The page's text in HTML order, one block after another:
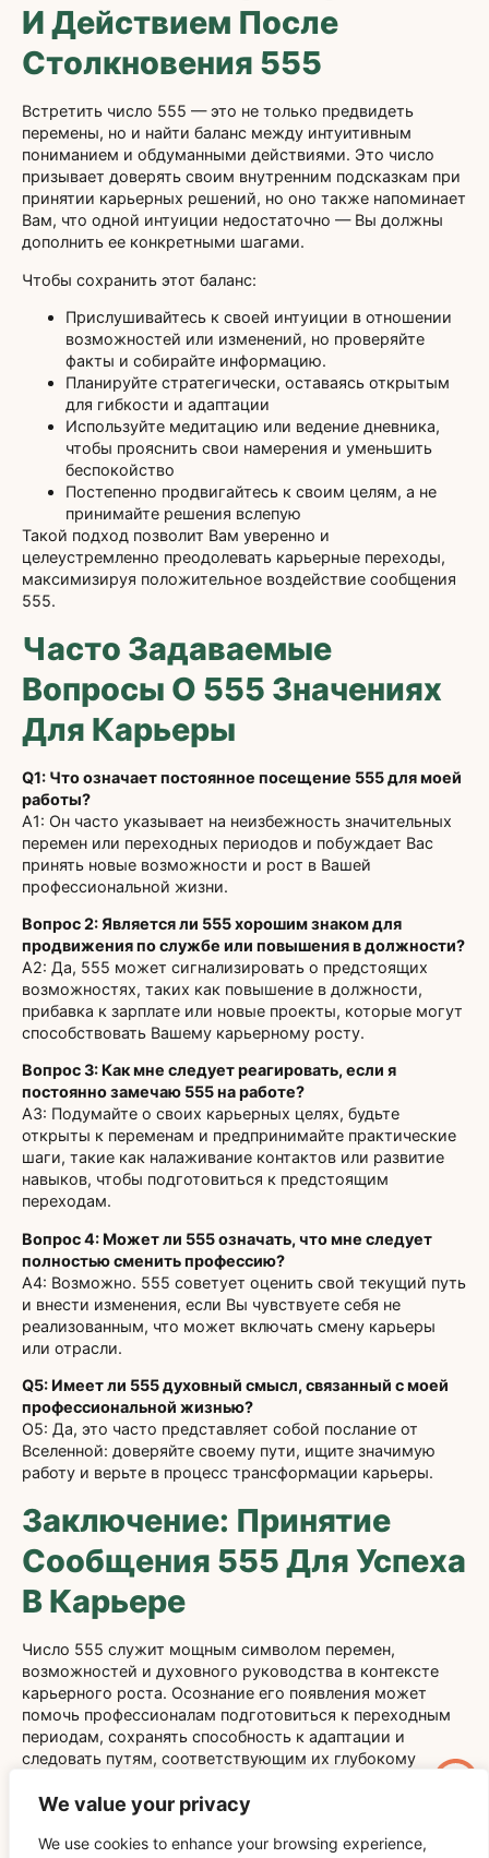
We value your privacy
We use cookies to enhance your browsing experience,
И Действием После
Столкновения 555
Встретить число 555 — это не только предвидеть
перемены, но и найти баланс между интуитивным
пониманием и обдуманными действиями. Это число
призывает доверять своим внутренним подсказкам при
принятии карьерных решений, но оно также напоминает
Вам, что одной интуиции недостаточно — Вы должны
дополнить ее конкретными шагами.
Чтобы сохранить этот баланс:
Прислушивайтесь к своей интуиции в отношении
возможностей или изменений, но проверяйте
факты и собирайте информацию.
Планируйте стратегически, оставаясь открытым
для гибкости и адаптации
Используйте медитацию или ведение дневника,
чтобы прояснить свои намерения и уменьшить
беспокойство
Постепенно продвигайтесь к своим целям, а не
принимайте решения вслепую
Такой подход позволит Вам уверенно и
целеустремленно преодолевать карьерные переходы,
максимизируя положительное воздействие сообщения
555.
Часто Задаваемые
Вопросы О 555 Значениях
Для Карьеры
Q1: Что означает постоянное посещение 555 для моей
работы?
A1: Он часто указывает на неизбежность значительных
перемен или переходных периодов и побуждает Вас
принять новые возможности и рост в Вашей
профессиональной жизни.
Вопрос 2: Является ли 555 хорошим знаком для
продвижения по службе или повышения в должности?
A2: Да, 555 может сигнализировать о предстоящих
возможностях, таких как повышение в должности,
прибавка к зарплате или новые проекты, которые могут
способствовать Вашему карьерному росту.
Вопрос 3: Как мне следует реагировать, если я
постоянно замечаю 555 на работе?
A3: Подумайте о своих карьерных целях, будьте
открыты к переменам и предпринимайте практические
шаги, такие как налаживание контактов или развитие
навыков, чтобы подготовиться к предстоящим
переходам.
Вопрос 4: Может ли 555 означать, что мне следует
полностью сменить профессию?
A4: Возможно. 555 советует оценить свой текущий путь
и внести изменения, если Вы чувствуете себя не
реализованным, что может включать смену карьеры
или отрасли.
Q5: Имеет ли 555 духовный смысл, связанный с моей
профессиональной жизнью?
О5: Да, это часто представляет собой послание от
Вселенной: доверяйте своему пути, ищите значимую
работу и верьте в процесс трансформации карьеры.
Заключение: Принятие
Сообщения 555 Для Успеха
В Карьере
Число 555 служит мощным символом перемен,
возможностей и духовного руководства в контексте
карьерного роста. Осознание его появления может
помочь профессионалам подготовиться к переходным
периодам, сохранять способность к адаптации и
следовать путям, соответствующим их глубокому
превратить неопределенность в расширение
профессиональной жизни.